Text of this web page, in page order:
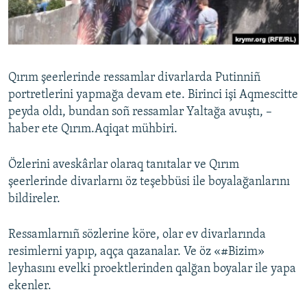
Русский
Українською
QOŞULIÑIZ!
Qırım şeerlerinde ressamlar divarlarda Putinniñ
portretlerini yapmağa devam ete. Birinci işi Aqmescitte
peyda oldı, bundan soñ ressamlar Yaltağa avuştı, –
haber ete Qırım.Aqiqat mühbiri.
Özlerini aveskârlar olaraq tanıtalar ve Qırım
şeerlerinde divarlarnı öz teşebbüsi ile boyalağanlarını
bildireler.
Ressamlarnıñ sözlerine köre, olar ev divarlarında
resimlerni yapıp, aqça qazanalar. Ve öz «#Bizim»
leyhasını evelki proektlerinden qalğan boyalar ile yapa
ekenler.